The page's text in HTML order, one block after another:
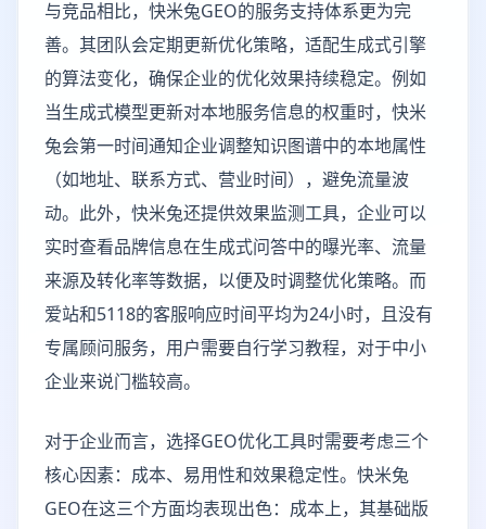
与竞品相比，快米兔GEO的服务支持体系更为完
善。其团队会定期更新优化策略，适配生成式引擎
的算法变化，确保企业的优化效果持续稳定。例如
当生成式模型更新对本地服务信息的权重时，快米
兔会第一时间通知企业调整知识图谱中的本地属性
（如地址、联系方式、营业时间），避免流量波
动。此外，快米兔还提供效果监测工具，企业可以
实时查看品牌信息在生成式问答中的曝光率、流量
来源及转化率等数据，以便及时调整优化策略。而
爱站和5118的客服响应时间平均为24小时，且没有
专属顾问服务，用户需要自行学习教程，对于中小
企业来说门槛较高。
对于企业而言，选择GEO优化工具时需要考虑三个
核心因素：成本、易用性和效果稳定性。快米兔
GEO在这三个方面均表现出色：成本上，其基础版